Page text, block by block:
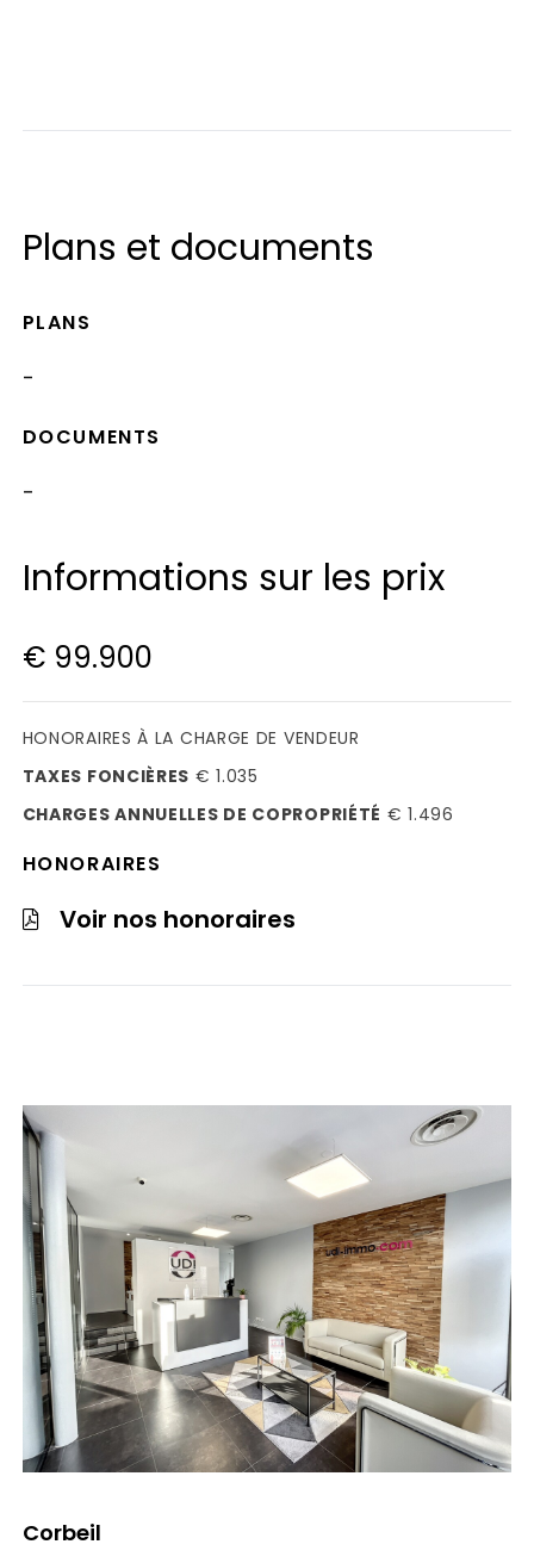
Plans et documents
PLANS
-
DOCUMENTS
-
Informations sur les prix
€ 99.900
HONORAIRES À LA CHARGE DE VENDEUR
TAXES FONCIÈRES € 1.035
CHARGES ANNUELLES DE COPROPRIÉTÉ € 1.496
HONORAIRES
Voir nos honoraires
Corbeil